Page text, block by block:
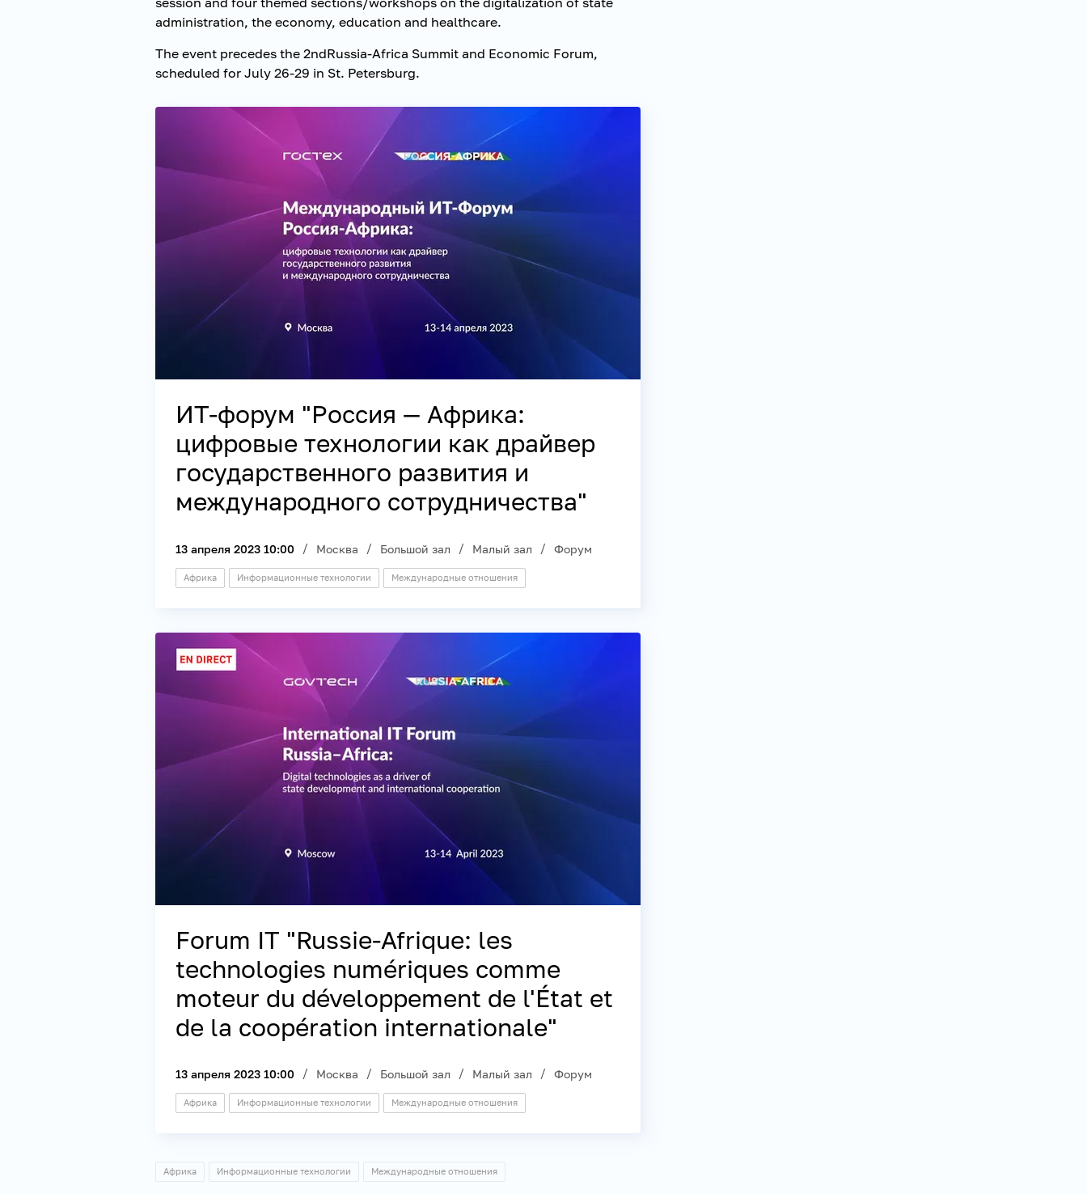
administration, the economy, education and healthcare.
The event precedes the 2ndRussia-Africa Summit and Economic Forum,
scheduled for July 26-29 in St. Petersburg.
ИТ-форум "Россия — Африка:
цифровые технологии как драйвер
государственного развития и
международного сотрудничества"
13 апреля 2023 10:00 Москва Большой зал Малый зал Форум
Африка Информационные технологии Международные отношения
Forum IT "Russie-Afrique: les
technologies numériques comme
moteur du développement de l'État et
de la coopération internationale"
13 апреля 2023 10:00 Москва Большой зал Малый зал Форум
Африка Информационные технологии Международные отношения
Африка Информационные технологии Международные отношения